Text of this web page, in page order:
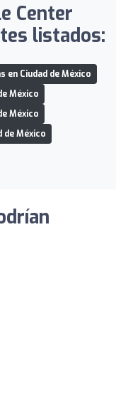
Center
listados:
en Ciudad de México
México
México
de México